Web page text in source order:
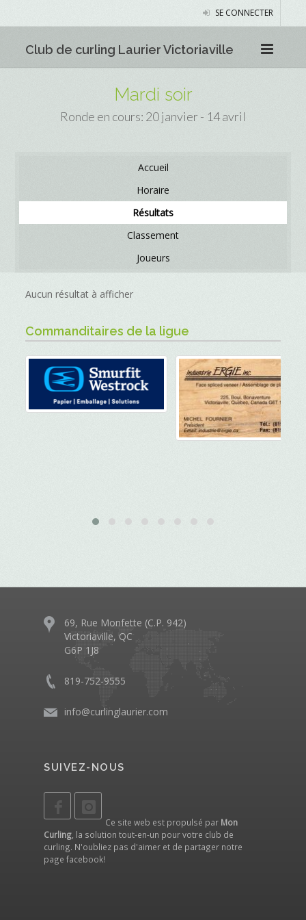
SE CONNECTER
Club de curling Laurier Victoriaville
Mardi soir
Ronde en cours: 20 janvier - 14 avril
Accueil
Horaire
Résultats
Classement
Joueurs
Aucun résultat à afficher
Commanditaires de la ligue
69, Rue Monfette (C.P. 942)
Victoriaville, QC
G6P 1J8
819-752-9555
info@curlinglaurier.com
SUIVEZ-NOUS
Ce site web est propulsé par Mon
Curling, la solution tout-en-un pour votre club de
curling. N'oubliez pas d'aimer et de partager notre
page facebook!